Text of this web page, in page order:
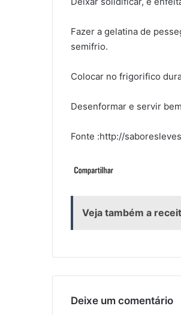
Fazer a gelatina de
semifrio.
Colocar no frigorifico
Desenformar e servir
Fonte :http://
Veja também a
Deixe um comentário